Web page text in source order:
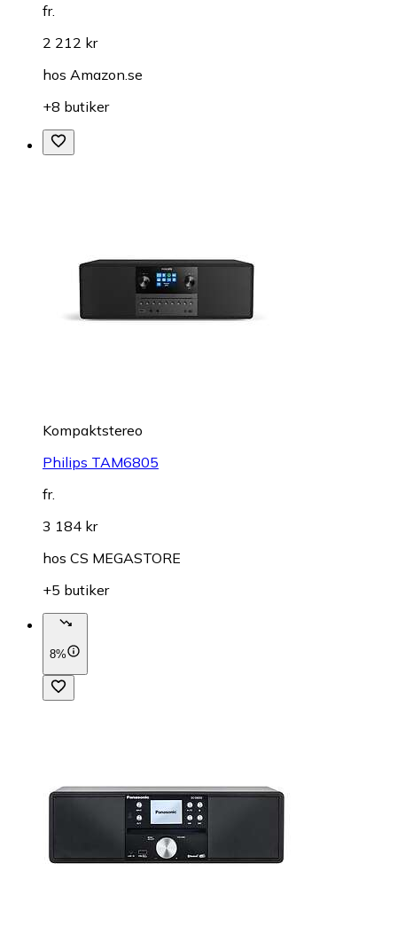
fr.
2 212 kr
hos Amazon.se
+8 butiker
Kompaktstereo
Philips TAM6805
fr.
3 184 kr
hos CS MEGASTORE
+5 butiker
8%